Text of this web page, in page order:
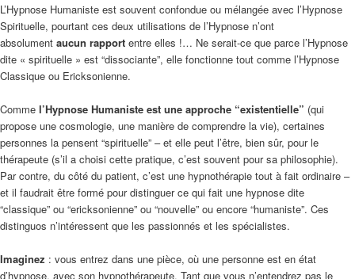
L’Hypnose Humaniste est souvent confondue ou mélangée avec l’Hypnose
Spirituelle, pourtant ces deux utilisations de l’Hypnose n’ont
absolument aucun rapport entre elles !… Ne serait-ce que parce l’Hypnose
dite « spirituelle » est “dissociante”, elle fonctionne tout comme l’Hypnose
Classique ou Ericksonienne.
Comme l’Hypnose Humaniste est une approche “existentielle” (qui
propose une cosmologie, une manière de comprendre la vie), certaines
personnes la pensent “spirituelle” – et elle peut l’être, bien sûr, pour le
thérapeute (s’il a choisi cette pratique, c’est souvent pour sa philosophie).
Par contre, du côté du patient, c’est une hypnothérapie tout à fait ordinaire –
et il faudrait être formé pour distinguer ce qui fait une hypnose dite
“classique” ou “ericksonienne” ou “nouvelle” ou encore “humaniste”. Ces
distinguos n’intéressent que les passionnés et les spécialistes.
Imaginez : vous entrez dans une pièce, où une personne est en état
d’hypnose, avec son hypnothérapeute. Tant que vous n’entendrez pas le